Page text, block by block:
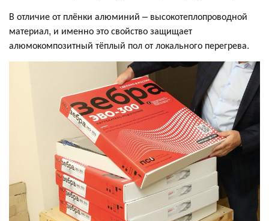
В отличие от плёнки алюминий – высокотеплопроводной
материал, и именно это свойство защищает
алюмокомпозитный тёплый пол от локального перегрева.